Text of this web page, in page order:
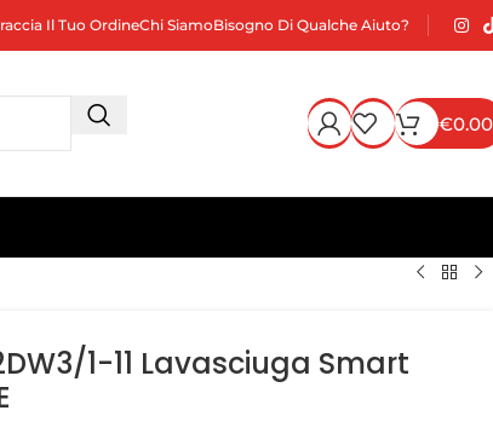
Il Tuo OrdineChi SiamoBisogno Di Qualche Aiuto?
€0.00
1-11 Lavasciuga Smart